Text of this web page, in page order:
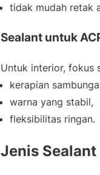
tidak mudah retak
Sealant untuk
Untuk interior, fokus
kerapian
warna yang stabil,
fleksibilitas ringan.
Jenis